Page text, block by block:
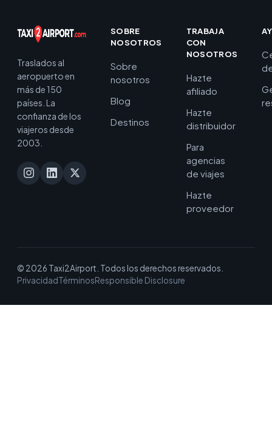
Traslados al
aeropuerto en
más de 150
países. La
confianza de los
viajeros desde
2003.
SOBRE
NOSOTROS
Sobre
nosotros
Blog
Destinos
TRABAJA
CON
NOSOTROS
Hazte
afiliado
Hazte
distribuidor
Para
agencias
de viajes
Hazte
proveedor
© 2026 Taxi2Airport. Todos los derechos reservados.
PrivacidadTérminosResponsible Disclosure